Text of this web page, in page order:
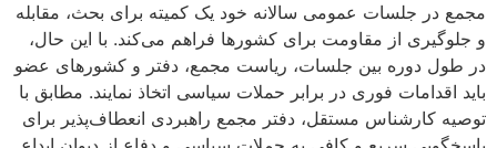
مجمع در جلسات عمومی سالانه خود یک کمیته برای بحث، مقابله
و جلوگیری از مقاومت برای کشورها فراهم می‌کند. با این حال،
در طول دوره بین جلسات، ریاست مجمع، دفتر و کشورهای عضو
باید اقدامات فوری در برابر حملات سیاسی اتخاذ نمایند. مطابق با
توصیه کارشناس مستقل، دفتر مجمع راهبردی انعطاف‌پذیر برای